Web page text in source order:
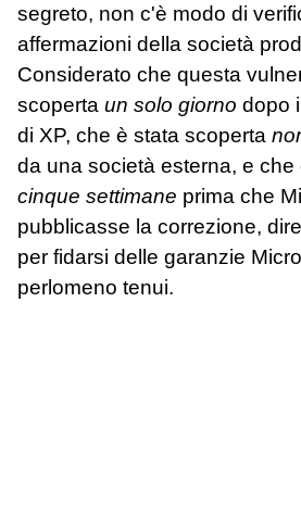
segreto, non c'è modo di
affermazioni della società
Considerato che questa
scoperta un solo giorno dopo
di XP, che è stata scoperta
da una società esterna, e che
cinque settimane prima che
pubblicasse la correzione,
per fidarsi delle garanzie
perlomeno tenui.